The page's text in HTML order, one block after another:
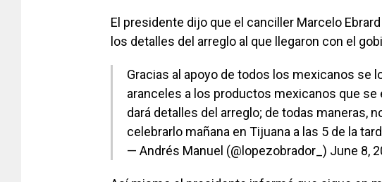
El presidente dijo que el canciller Marcelo
los detalles del arreglo al que llegaron con el
Gracias al apoyo de todos los mexicanos se
aranceles a los productos mexicanos que se
dará detalles del arreglo; de todas maneras,
celebrarlo mañana en Tijuana a las 5 de la
— Andrés Manuel (@lopezobrador_) June 8,